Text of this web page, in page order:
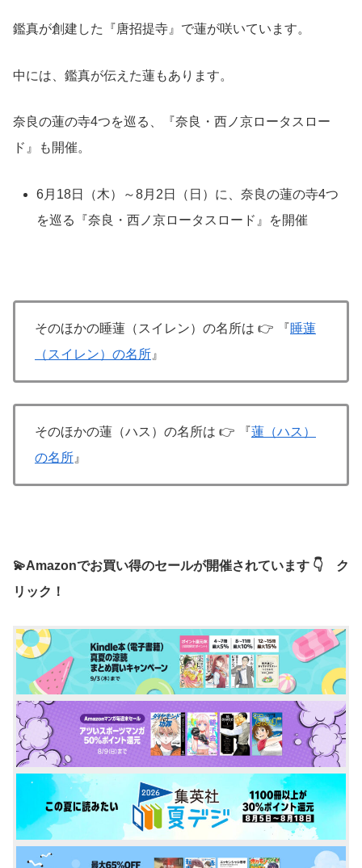
鑑真が創建した『唐招提寺』で蓮が咲いています。
中には、鑑真が伝えた蓮もあります。
奈良の蓮の寺4つを巡る、『奈良・西ノ京ロータスロー
ド』も開催。
6月18日（木）～8月2日（日）に、奈良の蓮の寺4つ
を巡る『奈良・西ノ京ロータスロード』を開催
そのほかの睡蓮（スイレン）の名所は 👉 『睡蓮
（スイレン）の名所 』
そのほかの蓮（ハス）の名所は 👉 『蓮（ハス）
の名所 』
💫Amazonでお買い得のセールが開催されています 👇 ク
リック！